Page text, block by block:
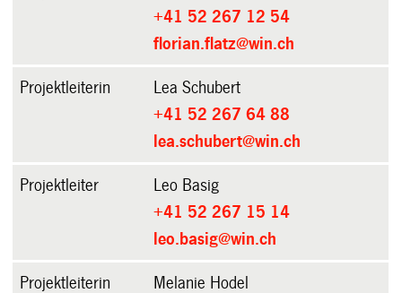
+41 52 267 12 54
florian.flatz@win.ch
Projektleiterin
Lea Schubert
+41 52 267 64 88
lea.schubert@win.ch
Projektleiter
Leo Basig
+41 52 267 15 14
leo.basig@win.ch
Projektleiterin Melanie Hodel